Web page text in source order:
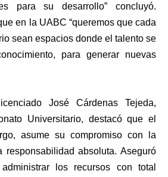
para su desarrollo” concluyó.
en la UABC “queremos que cada
sean espacios donde el talento se
para generar nuevas
José Cárdenas Tejeda,
Universitario, destacó que el
asume su compromiso con la
responsabilidad absoluta. Aseguró
los recursos con total